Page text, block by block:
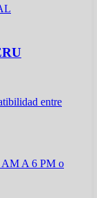
entre
AM A 6 PM o